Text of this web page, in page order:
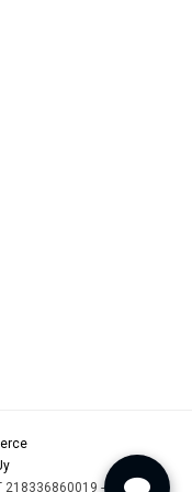
218336860019 - Todos los